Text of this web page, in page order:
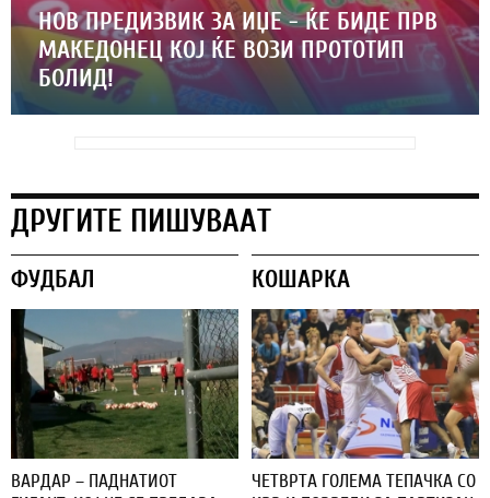
НОВ ПРЕДИЗВИК ЗА ИЏЕ - ЌЕ БИДЕ ПРВ
МАКЕДОНЕЦ КОЈ ЌЕ ВОЗИ ПРОТОТИП
БОЛИД!
ДРУГИТЕ ПИШУВААТ
ФУДБАЛ
ВАРДАР – ПАДНАТИОТ
КОШАРКА
ЧЕТВРТА ГОЛЕМА ТЕПАЧКА СО